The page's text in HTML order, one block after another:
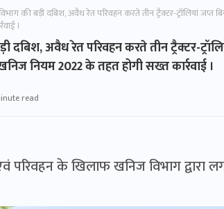
की बड़ी दबिश, अवैध रेत परिवहन करते तीन ट्रैक्टर-ट्रॉलियां जप्त
।
अवैध रेत परिवहन करते तीन ट्रैक्टर-
नियम 2022 के तहत होगी सख्त कार्रवाई ।
read
के खिलाफ खनिज विभाग द्वारा